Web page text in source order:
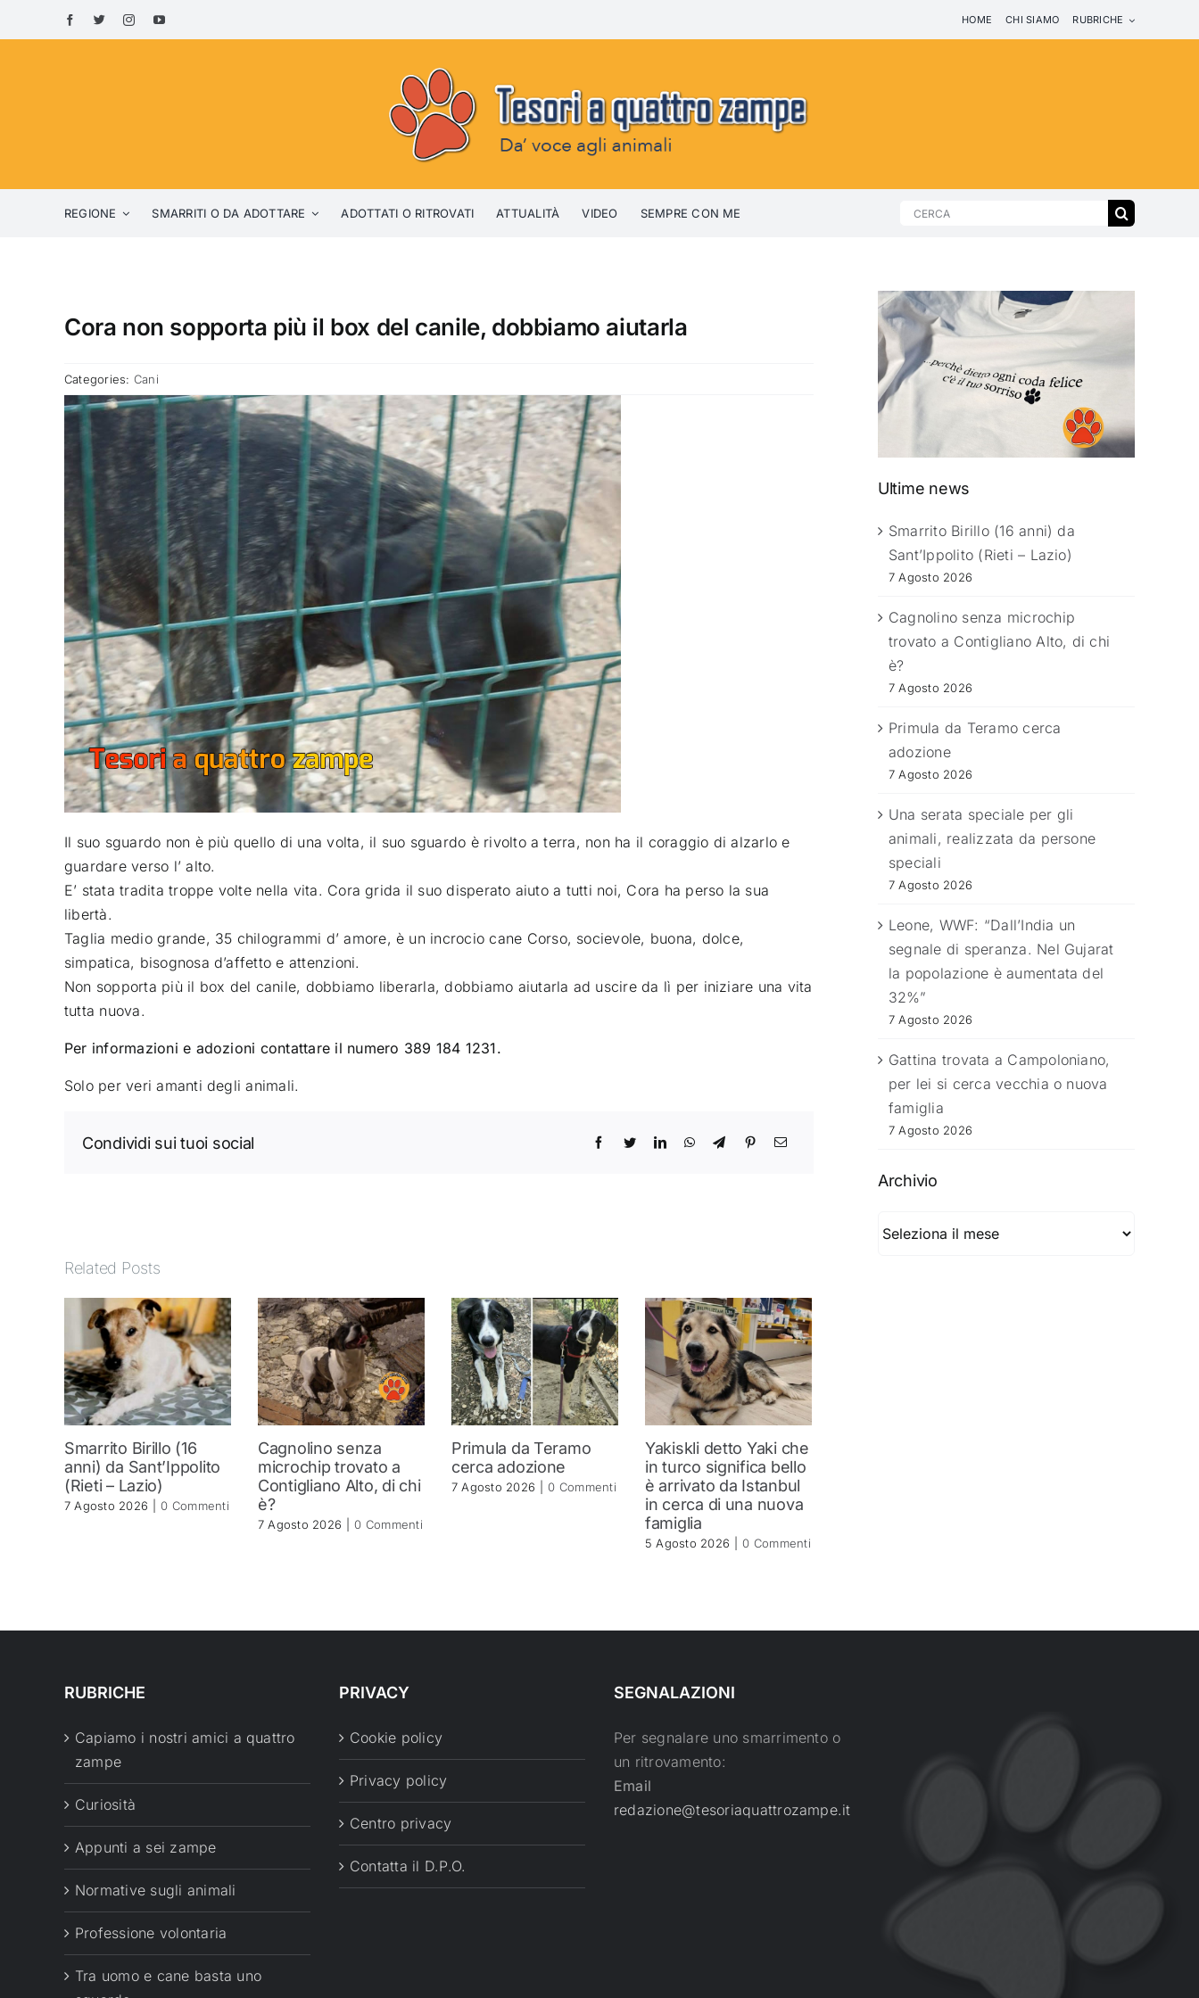
to
HOME CHI SIAMO RUBRICHE
REGIONE SMARRITI O DA ADOTTARE ADOTTATI O RITROVATI ATTUALITÀ VIDEO SEMPRE CON ME
Search
Cora non sopporta più il box del canile, dobbiamo aiutarla
Categories: Cani
Il suo sguardo non è più quello di una volta, il suo sguardo è rivolto a terra, non ha il coraggio di alzarlo e
guardare verso l’ alto.
E’ stata tradita troppe volte nella vita. Cora grida il suo disperato aiuto a tutti noi, Cora ha perso la sua
libertà.
Taglia medio grande, 35 chilogrammi d’ amore, è un incrocio cane Corso, socievole, buona, dolce,
simpatica, bisognosa d’affetto e attenzioni.
Non sopporta più il box del canile, dobbiamo liberarla, dobbiamo aiutarla ad uscire da lì per iniziare una vita
tutta nuova.
Per informazioni e adozioni contattare il numero 389 184 1231.
Solo per veri amanti degli animali.
Condividi sui tuoi social
Related Posts
Smarrito Birillo (16
anni) da Sant’Ippolito
(Rieti – Lazio)
7 Agosto 2026 0 Commenti
Cagnolino senza
microchip trovato a
Contigliano Alto, di chi
è?
7 Agosto 2026 0 Commenti
Primula da Teramo
cerca adozione
7 Agosto 2026 0 Commenti
Yakiskli detto Yaki che
in turco significa bello
è arrivato da Istanbul
in cerca di una nuova
famiglia
5 Agosto 2026 0 Commenti
Ultime news
Smarrito Birillo (16 anni) da
Sant’Ippolito (Rieti – Lazio)
7 Agosto 2026
Cagnolino senza microchip
trovato a Contigliano Alto, di chi
è?
7 Agosto 2026
Primula da Teramo cerca
adozione
7 Agosto 2026
Una serata speciale per gli
animali, realizzata da persone
speciali
7 Agosto 2026
Leone, WWF: “Dall’India un
segnale di speranza. Nel Gujarat
la popolazione è aumentata del
32%”
7 Agosto 2026
Gattina trovata a Campoloniano,
per lei si cerca vecchia o nuova
famiglia
7 Agosto 2026
Archivio
RUBRICHE
Capiamo i nostri amici a quattro
zampe
Curiosità
Appunti a sei zampe
Normative sugli animali
Professione volontaria
Tra uomo e cane basta uno
PRIVACY
Cookie policy
Privacy policy
Centro privacy
Contatta il D.P.O.
SEGNALAZIONI
Per segnalare uno smarrimento o
un ritrovamento:
Email
redazione@tesoriaquattrozampe.it